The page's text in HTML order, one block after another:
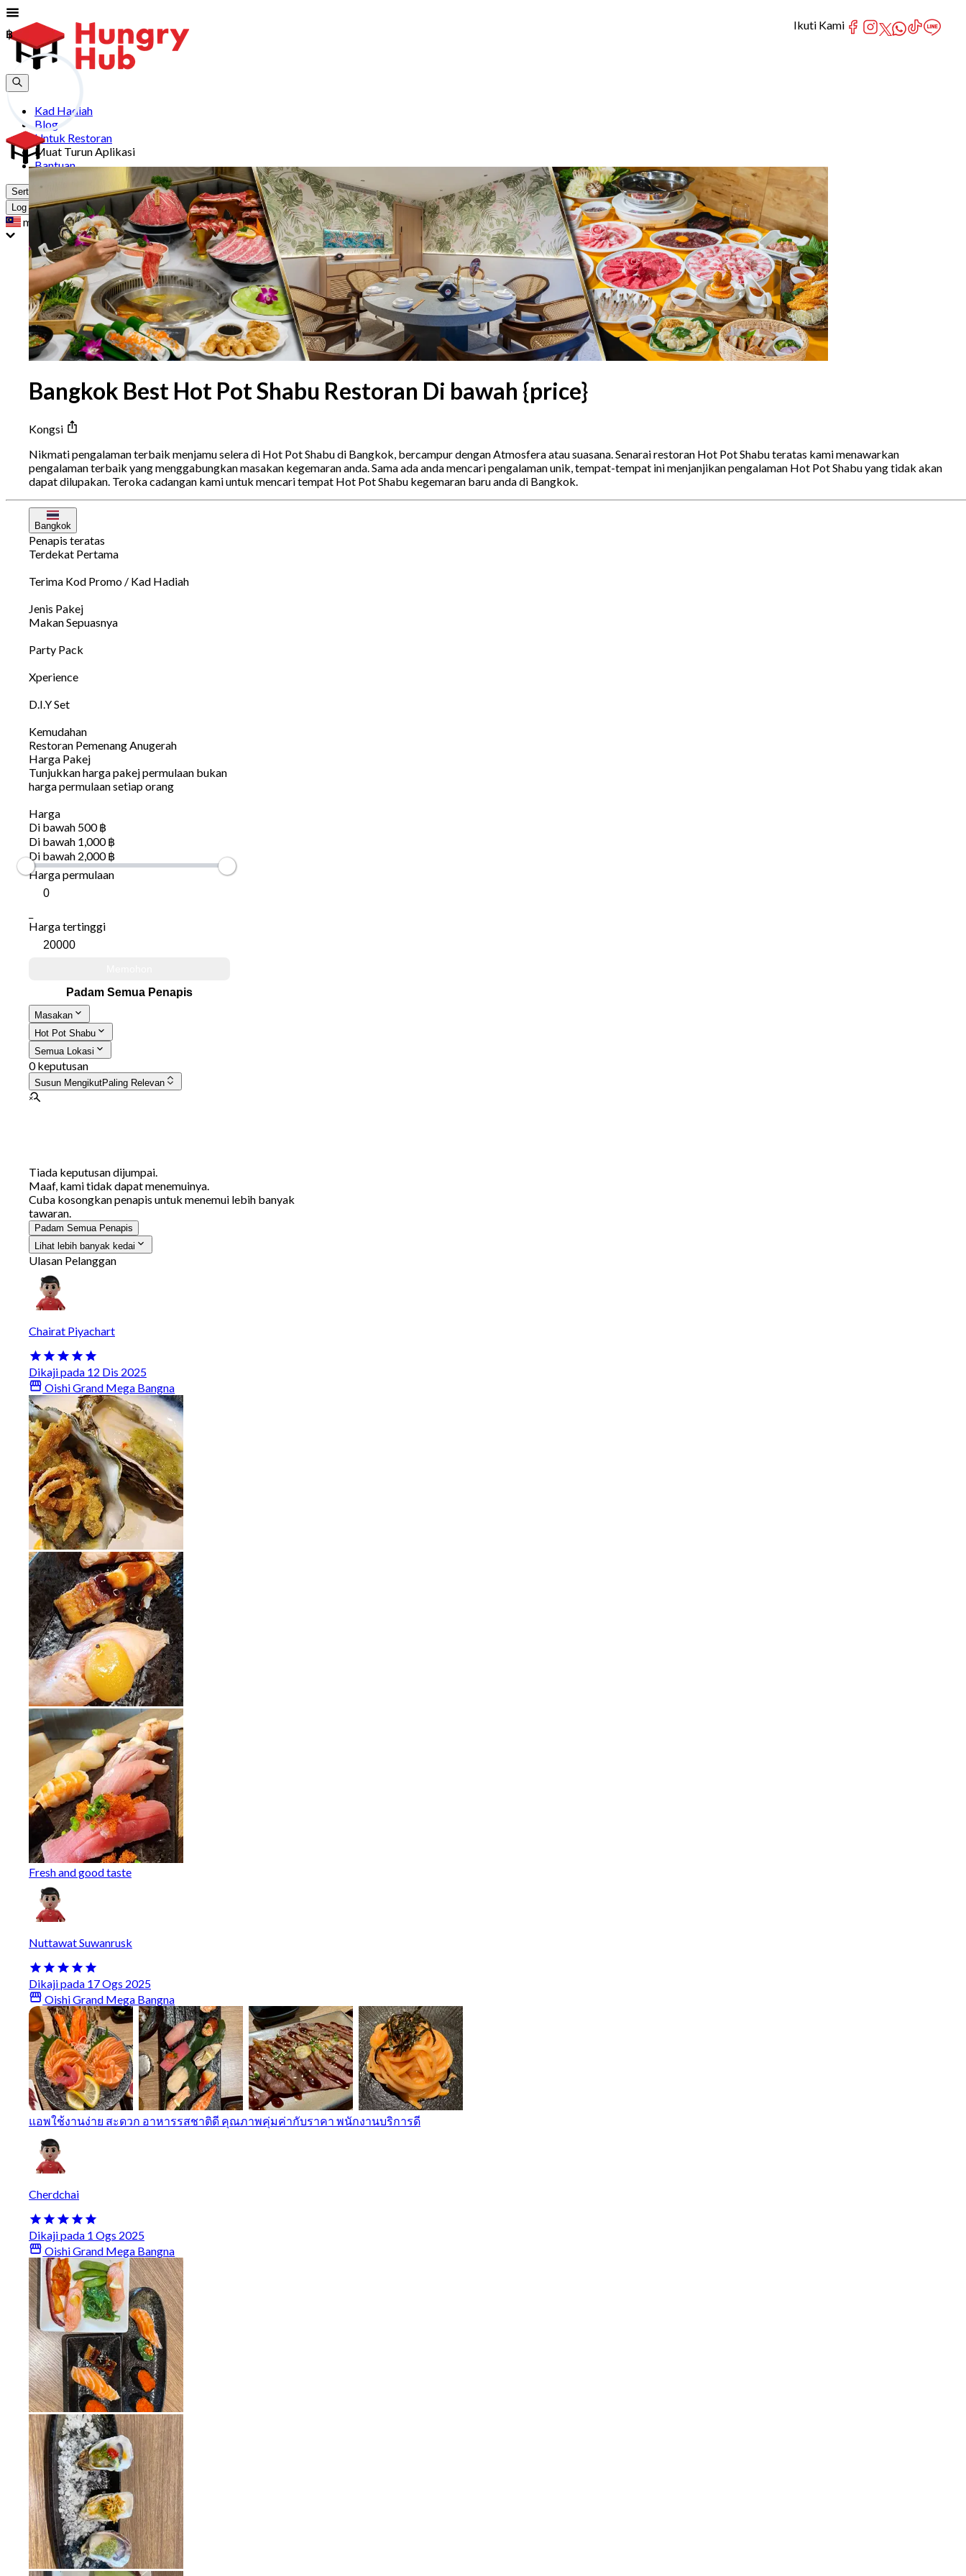
Kad Hadiah
Blog
Untuk Restoran
Muat Turun Aplikasi
Bantuan
Sertai
Log Masuk
my
Bangkok Best Hot Pot Shabu Restoran Di bawah {price}
Kongsi
Nikmati pengalaman terbaik menjamu selera di Hot Pot Shabu di Bangkok, bercampur dengan Atmosfera atau suasana. Senarai restoran Hot Pot Shabu teratas kami menawarkan
pengalaman terbaik yang menggabungkan masakan kegemaran anda. Sama ada anda mencari pengalaman unik, tempat-tempat ini menjanjikan pengalaman Hot Pot Shabu yang tidak akan
dapat dilupakan. Teroka cadangan kami untuk mencari tempat Hot Pot Shabu kegemaran baru anda di Bangkok.
Bangkok
Penapis teratas
Terdekat Pertama
Terima Kod Promo / Kad Hadiah
Jenis Pakej
Makan Sepuasnya
Party Pack
Xperience
D.I.Y Set
Kemudahan
Restoran Pemenang Anugerah
Harga Pakej
Tunjukkan harga pakej permulaan bukan
harga permulaan setiap orang
Harga
Di bawah 500 ฿
Di bawah 1,000 ฿
Di bawah 2,000 ฿
฿
Harga permulaan
฿
Harga tertinggi
Padam Semua Penapis
Masakan
Hot Pot Shabu
Semua Lokasi
0 keputusan
Susun MengikutPaling Relevan
Tiada keputusan dijumpai.
Maaf, kami tidak dapat menemuinya.
Cuba kosongkan penapis untuk menemui lebih banyak
tawaran.
Padam Semua Penapis
Lihat lebih banyak kedai
Ulasan Pelanggan
Chairat Piyachart
Dikaji pada 12 Dis 2025
Oishi Grand Mega Bangna
Fresh and good taste
Nuttawat Suwanrusk
Dikaji pada 17 Ogs 2025
Oishi Grand Mega Bangna
แอพใช้งานง่าย สะดวก อาหารรสชาติดี คุณภาพคุ่มค่ากับราคา พนักงานบริการดี
Cherdchai
Dikaji pada 1 Ogs 2025
Oishi Grand Mega Bangna
Ikuti Kami